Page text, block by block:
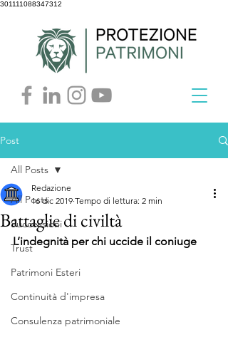
301111088347312
Post
All Posts
Successioni
Trust
Patrimoni Esteri
Continuità d'impresa
Consulenza patrimoniale
All Posts
Battaglie di civiltà
Redazione
16 dic 2019 Tempo di lettura: 2 min
L’indegnità per chi uccide il coniuge